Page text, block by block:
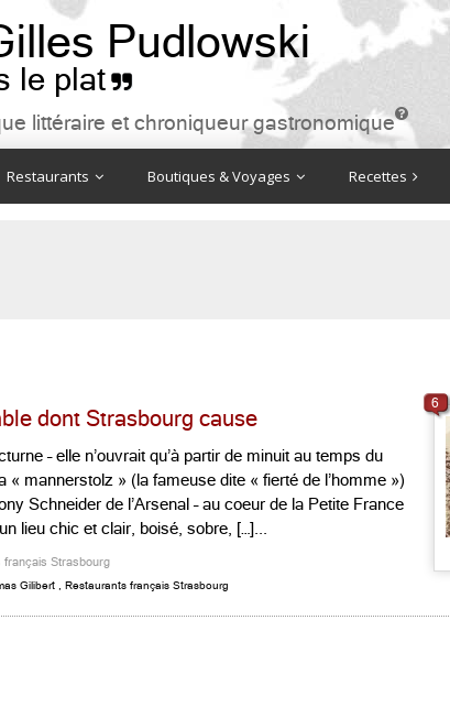
Pudlowski
le plat 
littéraire et chroniqueur gastronomique

Restaurants Boutiques & Voyages Recettes
dont Strasbourg cause
– elle n’ouvrait qu’à partir de minuit au temps du
« mannerstolz » (la fameuse dite « fierté de l’homme »)
Schneider de l’Arsenal – au coeur de la Petite France
lieu chic et clair, boisé, sobre, […]...
français Strasbourg
Gilibert Restaurants français Strasbourg
6